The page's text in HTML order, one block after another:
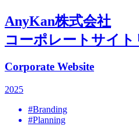
AnyKan株式会社
コーポレートサイ
Corporate Website
2025
#Branding
#Planning